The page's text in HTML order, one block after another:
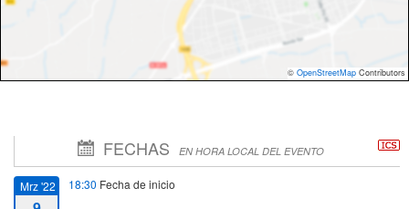
© OpenStreetMap Contributors
FECHAS EN HORA LOCAL DEL EVENTO
Mrz '22 18:30 Fecha de inicio